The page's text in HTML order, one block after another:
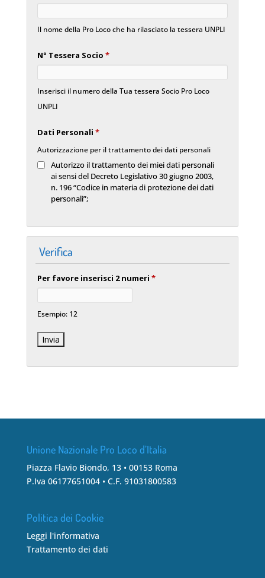
Il nome della Pro Loco che ha rilasciato la tessera UNPLI
N° Tessera Socio*
Inserisci il numero della Tua tessera Socio Pro Loco
UNPLI
Dati Personali*
Autorizzazione per il trattamento dei dati personali
Autorizzo il trattamento dei miei dati personali
ai sensi del Decreto Legislativo 30 giugno 2003,
n. 196 “Codice in materia di protezione dei dati
personali”;
Verifica
Per favore inserisci 2 numeri*
Esempio: 12
Unione Nazionale Pro Loco d’Italia
Piazza Flavio Biondo, 13 • 00153 Roma
P.Iva 06177651004 • C.F. 91031800583
Politica dei Cookie
Leggi l'informativa
Trattamento dei dati